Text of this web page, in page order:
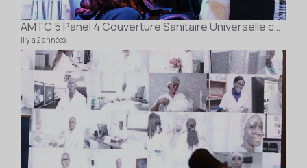
AMTC 5 Panel 4 Couverture Sanitaire Universelle contribution du secteur privé au tourisme méd
il y a 2 années